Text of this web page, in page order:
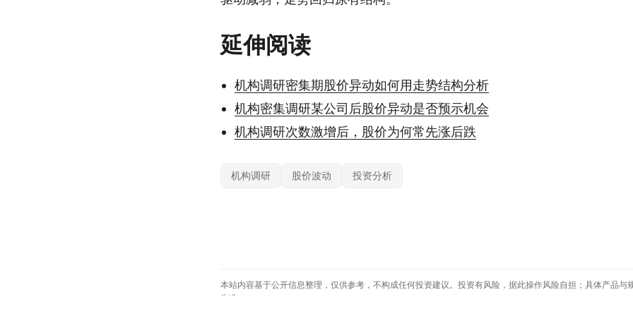
延伸阅读
机构调研密集期股价异动如何用走势结构分析
机构密集调研某公司后股价异动是否预示机会
机构调研次数激增后，股价为何常先涨后跌
机构调研 股价波动 投资分析
本站内容基于公开信息整理，仅供参考，不构成任何投资建议。投资有风险，据此操作风险自担；具体产品与
为准。